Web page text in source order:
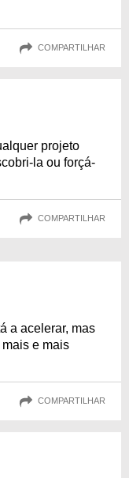
COMPARTILHAR
projeto
la ou forçá-
COMPARTILHAR
a acelerar, mas
e mais
COMPARTILHAR